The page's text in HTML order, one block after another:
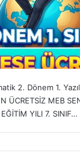
2. Dönem 1.
ÜCRETSİZ MEB
YILI 7. SINIF…